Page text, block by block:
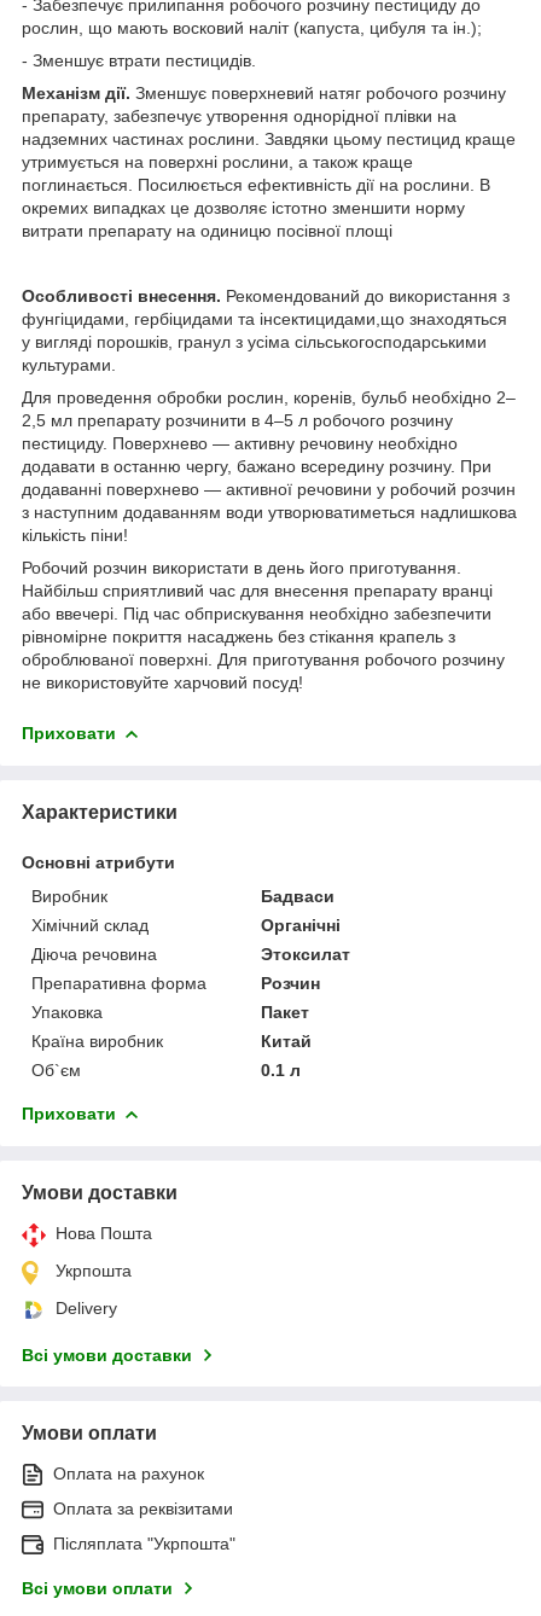
- Забезпечує прилипання робочого розчину пестициду до
рослин, що мають восковий наліт (капуста, цибуля та ін.);
- Зменшує втрати пестицидів.
Механізм дії. Зменшує поверхневий натяг робочого розчину
препарату, забезпечує утворення однорідної плівки на
надземних частинах рослини. Завдяки цьому пестицид краще
утримується на поверхні рослини, а також краще
поглинається. Посилюється ефективність дії на рослини. В
окремих випадках це дозволяє істотно зменшити норму
витрати препарату на одиницю посівної площі
Особливості внесення. Рекомендований до використання з
фунгіцидами, гербіцидами та інсектицидами,що знаходяться
у вигляді порошків, гранул з усіма сільськогосподарськими
культурами.
Для проведення обробки рослин, коренів, бульб необхідно 2–
2,5 мл препарату розчинити в 4–5 л робочого розчину
пестициду. Поверхнево — активну речовину необхідно
додавати в останню чергу, бажано всередину розчину. При
додаванні поверхнево — активної речовини у робочий розчин
з наступним додаванням води утворюватиметься надлишкова
кількість піни!
Робочий розчин використати в день його приготування.
Найбільш сприятливий час для внесення препарату вранці
або ввечері. Під час обприскування необхідно забезпечити
рівномірне покриття насаджень без стікання крапель з
оброблюваної поверхні. Для приготування робочого розчину
не використовуйте харчовий посуд!
Приховати
Характеристики
Основні атрибути
Виробник
Бадваси
Хімічний склад
Органічні
Діюча речовина
Этоксилат
Препаративна форма
Розчин
Упаковка
Пакет
Країна виробник
Китай
Об`єм
0.1 л
Приховати
Умови доставки
Нова Пошта
Укрпошта
Delivery
Всі умови доставки
Умови оплати
Оплата на рахунок
Оплата за реквізитами
Післяплата "Укрпошта"
Всі умови оплати